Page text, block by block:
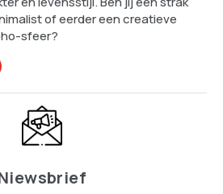
of eerder een creatieve
sfeer?